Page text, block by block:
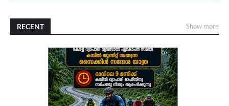
RECENT Show more